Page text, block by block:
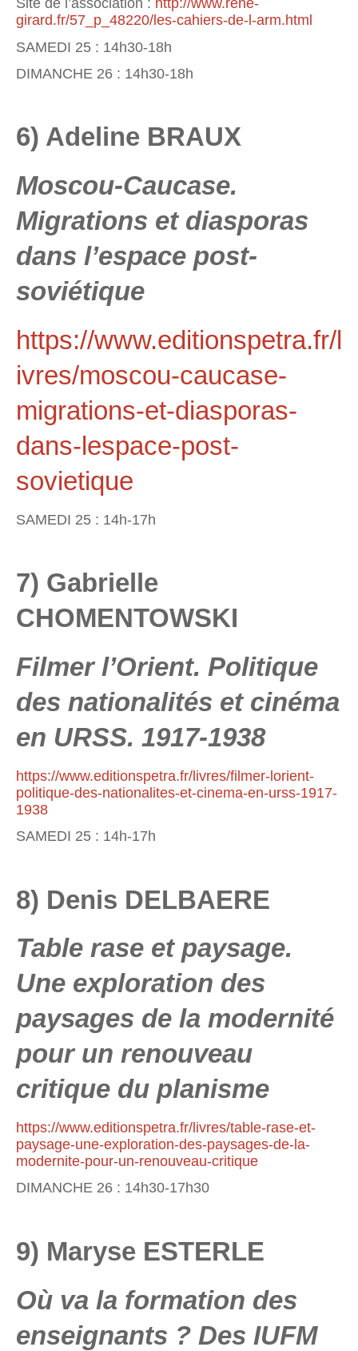
Site de l’association : http://www.rene-
girard.fr/57_p_48220/les-cahiers-de-l-arm.html
SAMEDI 25 : 14h30-18h
DIMANCHE 26 : 14h30-18h
6) Adeline BRAUX
Moscou-Caucase.
Migrations et diasporas
dans l’espace post-
soviétique
https://www.editionspetra.fr/l
ivres/moscou-caucase-
migrations-et-diasporas-
dans-lespace-post-
sovietique
SAMEDI 25 : 14h-17h
7) Gabrielle
CHOMENTOWSKI
Filmer l’Orient. Politique
des nationalités et cinéma
en URSS. 1917-1938
https://www.editionspetra.fr/livres/filmer-lorient-
politique-des-nationalites-et-cinema-en-urss-1917-
1938
SAMEDI 25 : 14h-17h
8) Denis DELBAERE
Table rase et paysage.
Une exploration des
paysages de la modernité
pour un renouveau
critique du planisme
https://www.editionspetra.fr/livres/table-rase-et-
paysage-une-exploration-des-paysages-de-la-
modernite-pour-un-renouveau-critique
DIMANCHE 26 : 14h30-17h30
9) Maryse ESTERLE
Où va la formation des
enseignants ? Des IUFM